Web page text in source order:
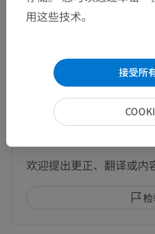
动物的比较解剖学
欢迎提出更正、翻译或内
用这些技术。
接受所